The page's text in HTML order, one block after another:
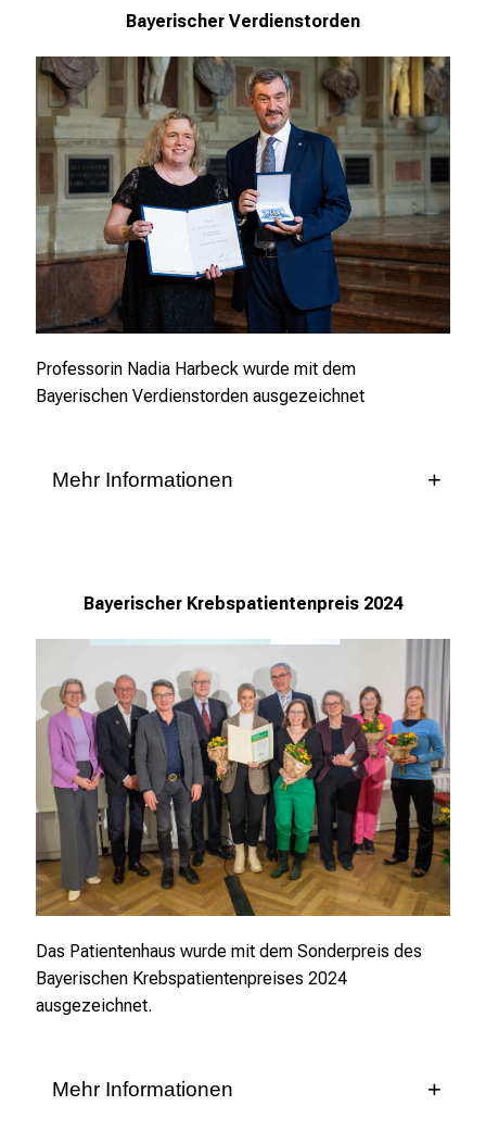
Bayerischer Verdienstorden
Professorin Nadia Harbeck wurde mit dem
Bayerischen Verdienstorden ausgezeichnet
Mehr Informationen
dem Bayerischen Verdienstorden aus.
Prof. Dr. Nadia Harbeck zählt als Leiterin des
Brustzentrums und Professorin für Konservative
Onkologie an der Klinik und Poliklinik für
Frauenheilkunde und Geburtshilfe des Klinikums
der Universität München zu den weltweit
führenden Expertinnen auf dem Gebiet der
Brustkrebsforschung. Sie hat mit ihrer innovativen
Forschungsarbeit entscheidende Fortschritte in
der Prävention, Diagnose und Therapie von
Brustkrebs erzielt und damit das Überleben und
die Lebensqualität betroffener Patientinnen
nachhaltig verbessert. Als vielfach
ausgezeichnete Wissenschaftlerin und engagierte
Mentorin setzt sie sich außerdem leidenschaftlich
für die Förderung junger Wissenschafts-Talente
gesellschaftlicher Verantwortung.
Bayerischer Krebspatientenpreis 2024
Das Patientenhaus wurde mit dem Sonderpreis des
Bayerischen Krebspatientenpreises 2024
ausgezeichnet.
Mehr Informationen